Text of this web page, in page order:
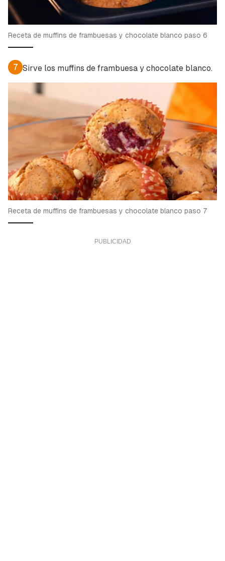
Receta de muffins de frambuesas y chocolate blanco paso 6
7 Sirve los muffins de frambuesa y chocolate blanco.
Receta de muffins de frambuesas y chocolate blanco paso 7